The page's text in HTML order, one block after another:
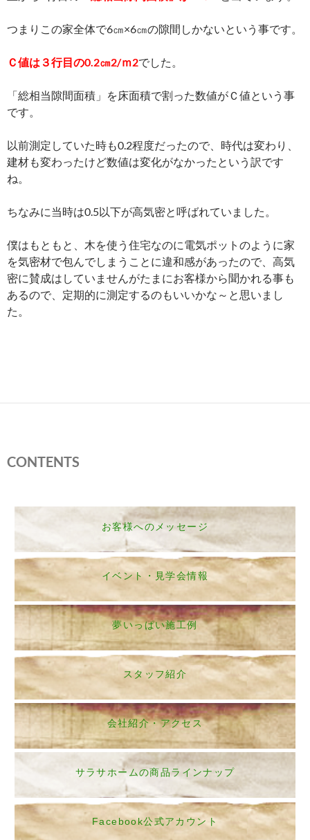
つまりこの家全体で6㎝×6㎝の隙間しかないという事です。
Ｃ値は３行目の0.2㎝2/ｍ2でした。
「総相当隙間面積」を床面積で割った数値がＣ値という事
です。
以前測定していた時も0.2程度だったので、時代は変わり、
建材も変わったけど数値は変化がなかったという訳です
ね。
ちなみに当時は0.5以下が高気密と呼ばれていました。
僕はもともと、木を使う住宅なのに電気ポットのように家
を気密材で包んでしまうことに違和感があったので、高気
密に賛成はしていませんがたまにお客様から聞かれる事も
あるので、定期的に測定するのもいいかな～と思いまし
た。
CONTENTS
お客様へのメッセージ
イベント・見学会情報
夢いっぱい施工例
スタッフ紹介
会社紹介・アクセス
サラサホームの商品ラインナップ
Facebook公式アカウント